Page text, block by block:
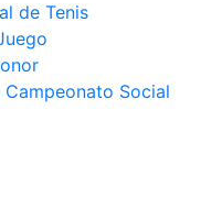
de Tenis
Social